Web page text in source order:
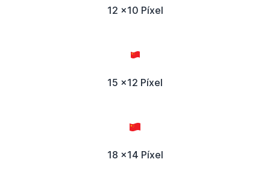
12 x10 Píxel
15 x12 Píxel
18 x14 Píxel